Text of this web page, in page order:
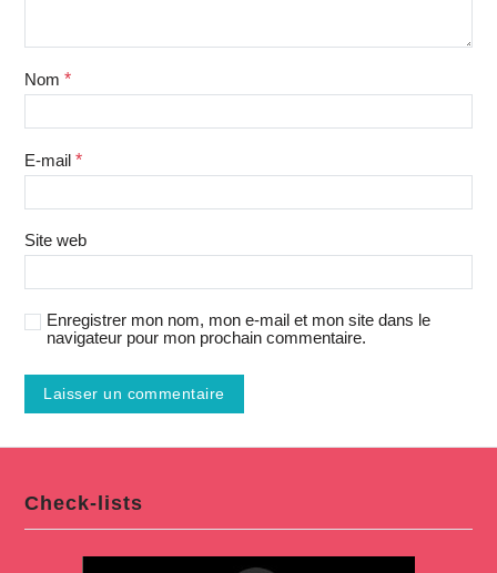
Nom *
E-mail *
Site web
Enregistrer mon nom, mon e-mail et mon site dans le
navigateur pour mon prochain commentaire.
Check-lists